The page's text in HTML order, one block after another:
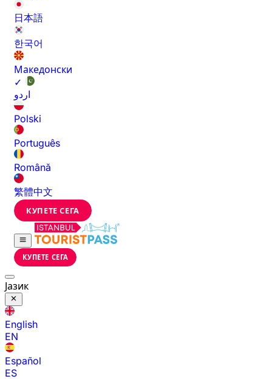
日本語
한국어
Македонски
✓
اردو
Polski
Português
Română
繁體中文
КУПЕТЕ СЕГА
КУПЕТЕ СЕГА
Јазик
English
EN
Español
ES